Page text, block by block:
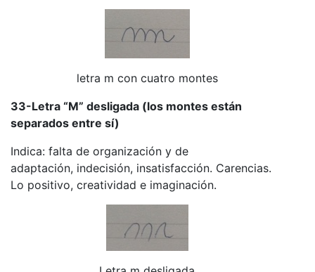
letra m con cuatro montes
33-Letra “M” desligada (los montes están
separados entre sí)
Indica: falta de organización y de
adaptación, indecisión, insatisfacción. Carencias.
Lo positivo, creatividad e imaginación.